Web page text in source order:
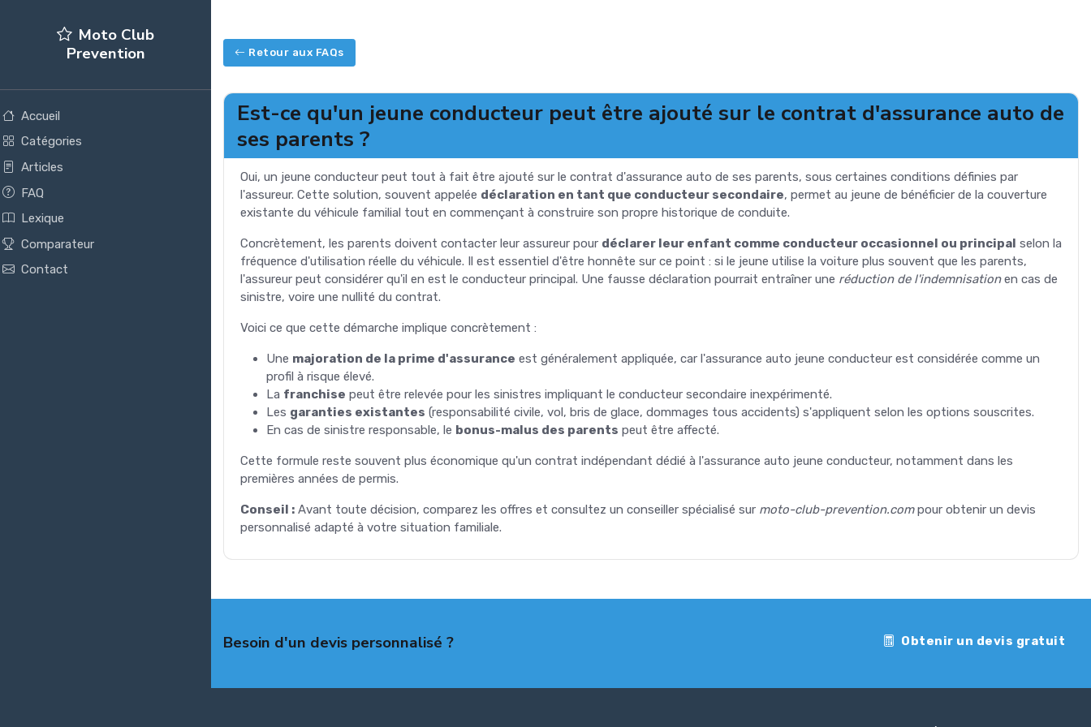
Moto Club
Prevention
Accueil
Catégories
Articles
FAQ
Lexique
Comparateur
Contact
Retour aux FAQs
Est-ce qu'un jeune conducteur peut être ajouté sur le contrat d'assurance auto de
ses parents ?
Oui, un jeune conducteur peut tout à fait être ajouté sur le contrat d'assurance auto de ses parents, sous certaines conditions définies par
l'assureur. Cette solution, souvent appelée déclaration en tant que conducteur secondaire, permet au jeune de bénéficier de la couverture
existante du véhicule familial tout en commençant à construire son propre historique de conduite.
Concrètement, les parents doivent contacter leur assureur pour déclarer leur enfant comme conducteur occasionnel ou principal selon la
fréquence d'utilisation réelle du véhicule. Il est essentiel d'être honnête sur ce point : si le jeune utilise la voiture plus souvent que les parents,
l'assureur peut considérer qu'il en est le conducteur principal. Une fausse déclaration pourrait entraîner une réduction de l'indemnisationen cas de
sinistre, voire une nullité du contrat.
Voici ce que cette démarche implique concrètement :
Une majoration de la prime d'assurance est généralement appliquée, car l'assurance auto jeune conducteur est considérée comme un
profil à risque élevé.
La franchise peut être relevée pour les sinistres impliquant le conducteur secondaire inexpérimenté.
Les garanties existantes (responsabilité civile, vol, bris de glace, dommages tous accidents) s'appliquent selon les options souscrites.
En cas de sinistre responsable, le bonus-malus des parents peut être affecté.
Cette formule reste souvent plus économique qu'un contrat indépendant dédié à l'assurance auto jeune conducteur, notamment dans les
premières années de permis.
Conseil : Avant toute décision, comparez les offres et consultez un conseiller spécialisé sur moto-club-prevention.compour obtenir un devis
personnalisé adapté à votre situation familiale.
Besoin d'un devis personnalisé ? Obtenir un devis gratuit